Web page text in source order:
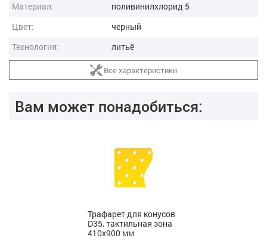
Материал:
поливинилхлорид 5
Цвет:
черный
Технология:
литьё
Все характеристики
Вам может понадобиться:
Трафарет для конусов
D35, тактильная зона
410х900 мм